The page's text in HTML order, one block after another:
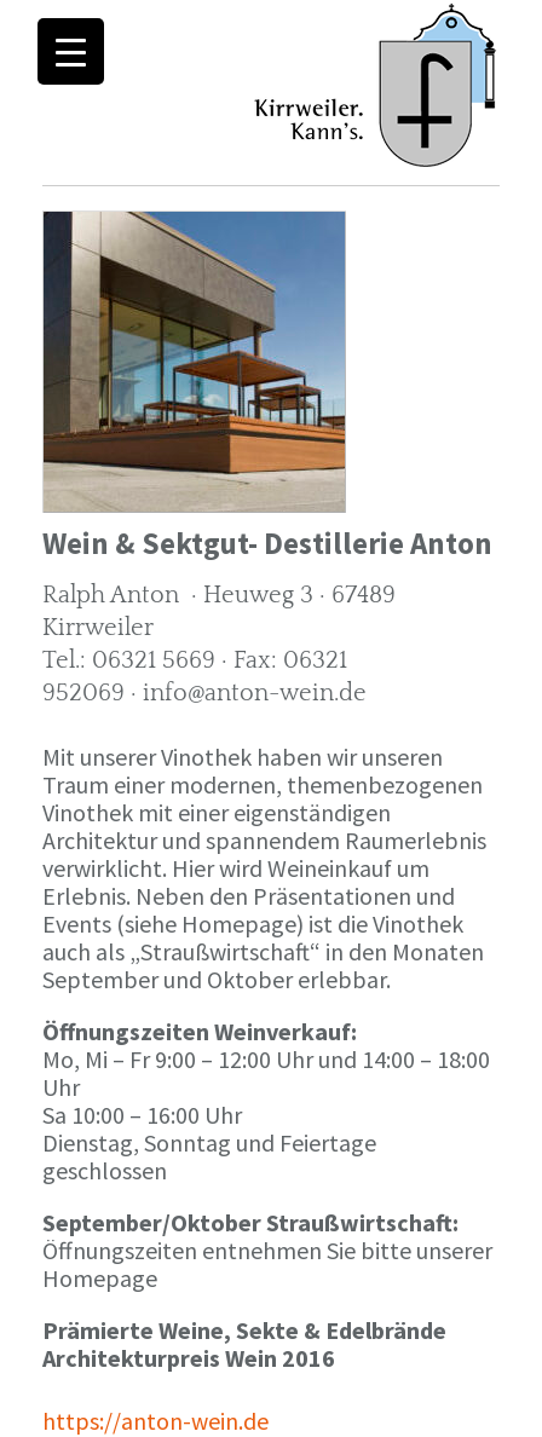
Wein & Sektgut- Destillerie Anton
Ralph Anton · Heuweg 3 · 67489
Kirrweiler
Tel.: 06321 5669 · Fax: 06321
952069 · info@anton-wein.de
Mit unserer Vinothek haben wir unseren
Traum einer modernen, themenbezogenen
Vinothek mit einer eigenständigen
Architektur und spannendem Raumerlebnis
verwirklicht. Hier wird Weineinkauf um
Erlebnis. Neben den Präsentationen und
Events (siehe Homepage) ist die Vinothek
auch als „Straußwirtschaft“ in den Monaten
September und Oktober erlebbar.
Öffnungszeiten Weinverkauf:
Mo, Mi – Fr 9:00 – 12:00 Uhr und 14:00 – 18:00
Uhr
Sa 10:00 – 16:00 Uhr
Dienstag, Sonntag und Feiertage
geschlossen
September/Oktober Straußwirtschaft:
Öffnungszeiten entnehmen Sie bitte unserer
Homepage
Prämierte Weine, Sekte & Edelbrände
Architekturpreis Wein 2016
https://anton-wein.de